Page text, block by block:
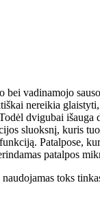
vadinamojo
nereikia
dvigubai išauga
sluoksnį, kuris
Patalpose,
patalpos
toks